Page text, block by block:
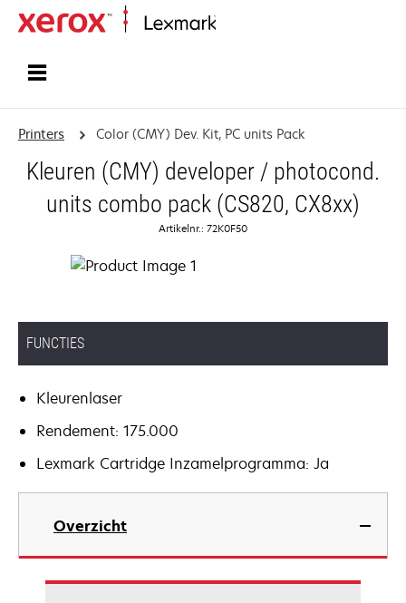
Printers Color (CMY) Dev. Kit, PC units Pack
Kleuren (CMY) developer / photocond.
units combo pack (CS820, CX8xx)
Artikelnr.: 72K0F50
FUNCTIES
Kleurenlaser
Rendement: 175.000
Lexmark Cartridge Inzamelprogramma: Ja
Overzicht